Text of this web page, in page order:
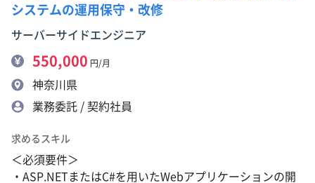
システムの運用保守・改修
サーバーサイドエンジニア
550,000 円/月
神奈川県
業務委託 / 契約社員
求めるスキル
＜必須要件＞
・ASP.NETまたはC#を用いたWebアプリケーションの開